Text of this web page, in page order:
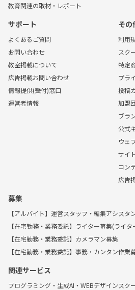
教育関連の取材・レポート
サポート
よくあるご質問
お問い合わせ
教室掲載について
広告掲載お問い合わせ
情報提供(受付)窓口
運営者情報
その
利用
スク
特定
プラ
投稿
加盟
ブラ
公式
ウェ
サイ
コン
広告
募集
【アルバイト】運営スタッフ・編集アシスタ
【在宅勤務・業務委託】ライター募集(ライ
【在宅勤務・業務委託】カメラマン募集
【在宅勤務・業務委託】事務・カンタン作業
関連サービス
プログラミング・生成AI・WEBデザインスク